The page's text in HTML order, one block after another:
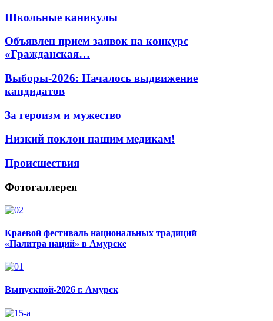
Школьные каникулы
Объявлен прием заявок на конкурс
«Гражданская…
Выборы-2026: Началось выдвижение
кандидатов
За героизм и мужество
Низкий поклон нашим медикам!
Происшествия
Фотогаллерея
Краевой фестиваль национальных традиций
«Палитра наций» в Амурске
Выпускной-2026 г. Амурск